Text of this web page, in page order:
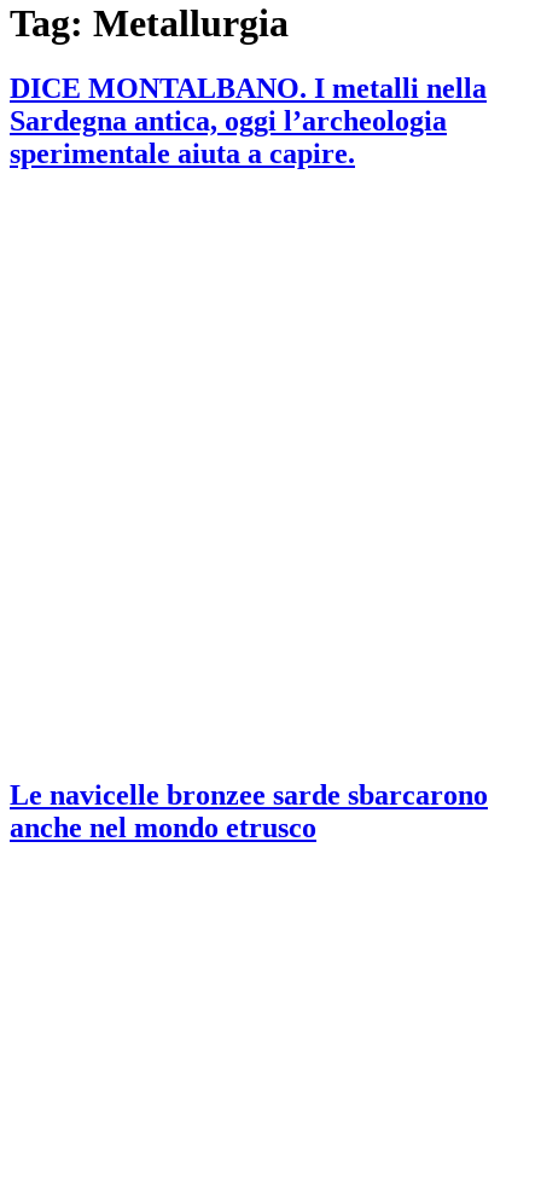
Tag: Metallurgia
DICE MONTALBANO. I metalli nella
Sardegna antica, oggi l’archeologia
sperimentale aiuta a capire.
Le navicelle bronzee sarde sbarcarono
anche nel mondo etrusco